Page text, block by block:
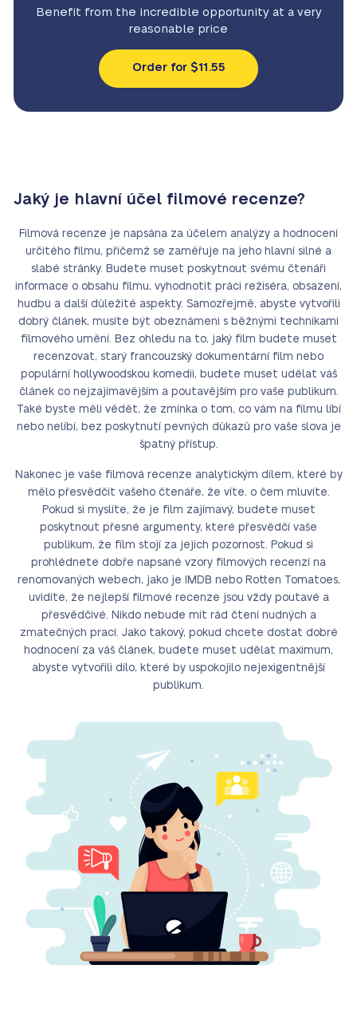
Benefit from the incredible opportunity at a very
reasonable price
Order for $11.55
Jaký je hlavní účel filmové recenze?
Filmová recenze je napsána za účelem analýzy a hodnocení
určitého filmu, přičemž se zaměřuje na jeho hlavní silné a
slabé stránky. Budete muset poskytnout svému čtenáři
informace o obsahu filmu, vyhodnotit práci režiséra, obsazení,
hudbu a další důležité aspekty. Samozřejmě, abyste vytvořili
dobrý článek, musíte být obeznámeni s běžnými technikami
filmového umění. Bez ohledu na to, jaký film budete muset
recenzovat, starý francouzský dokumentární film nebo
populární hollywoodskou komedii, budete muset udělat váš
článek co nejzajímavějším a poutavějším pro vaše publikum.
Také byste měli vědět, že zmínka o tom, co vám na filmu líbí
nebo nelíbí, bez poskytnutí pevných důkazů pro vaše slova je
špatný přístup.
Nakonec je vaše filmová recenze analytickým dílem, které by
mělo přesvědčit vašeho čtenáře, že víte, o čem mluvíte.
Pokud si myslíte, že je film zajímavý, budete muset
poskytnout přesné argumenty, které přesvědčí vaše
publikum, že film stojí za jejich pozornost. Pokud si
prohlédnete dobře napsané vzory filmových recenzí na
renomovaných webech, jako je IMDB nebo Rotten Tomatoes,
uvidíte, že nejlepší filmové recenze jsou vždy poutavé a
přesvědčivé. Nikdo nebude mít rád čtení nudných a
zmatečných prací. Jako takový, pokud chcete dostat dobré
hodnocení za váš článek, budete muset udělat maximum,
abyste vytvořili dílo, které by uspokojilo nejexigentnější
publikum.